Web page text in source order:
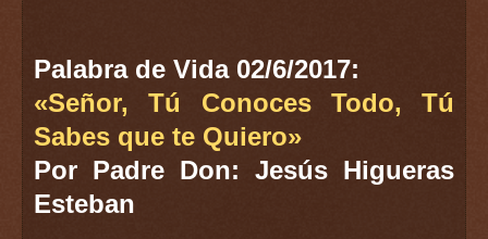
Palabra de Vida 02/6/2017:
«Señor, Tú Conoces Todo, Tú
Sabes que te Quiero»
Por Padre Don: Jesús Higueras
Esteban